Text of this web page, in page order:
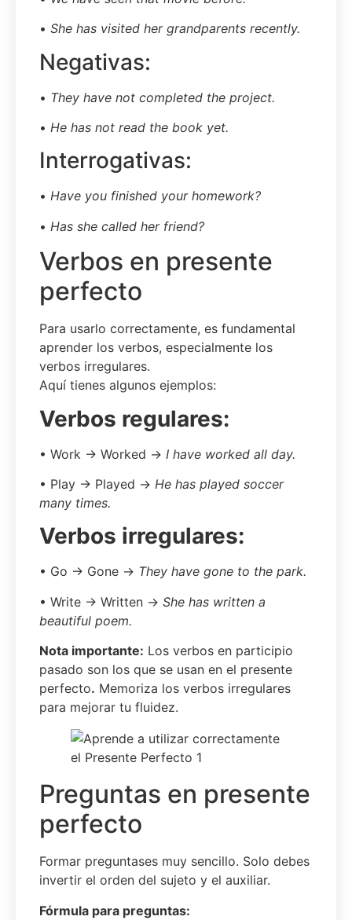
• She has visited her grandparents recently.
Negativas:
• They have not completed the project.
• He has not read the book yet.
Interrogativas:
• Have you finished your homework?
• Has she called her friend?
Verbos en presente
perfecto
Para usarlo correctamente, es fundamental
aprender los verbos, especialmente los
verbos irregulares.
Aquí tienes algunos ejemplos:
Verbos regulares:
• Work → Worked → I have worked all day.
• Play → Played → He has played soccer
many times.
Verbos irregulares:
• Go → Gone → They have gone to the park.
• Write → Written → She has written a
beautiful poem.
Nota importante: Los verbos en participio
pasado son los que se usan en el presente
perfecto. Memoriza los verbos irregulares
para mejorar tu fluidez.
Preguntas en presente
perfecto
Formar preguntases muy sencillo. Solo debes
invertir el orden del sujeto y el auxiliar.
Fórmula para preguntas: